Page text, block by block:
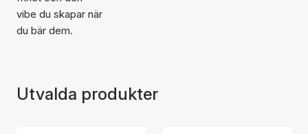
vibe du skapar när
du bär dem.
Utvalda produkter